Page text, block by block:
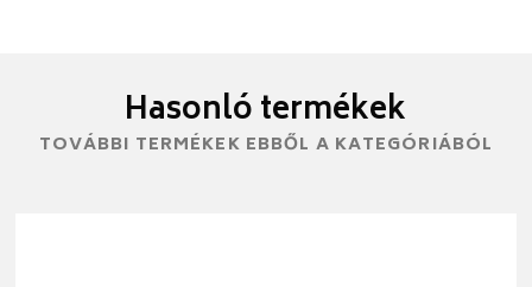
Hasonló termékek
TOVÁBBI TERMÉKEK EBBŐL A KATEGÓRIÁBÓL